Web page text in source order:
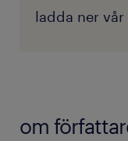
ladda ner
om